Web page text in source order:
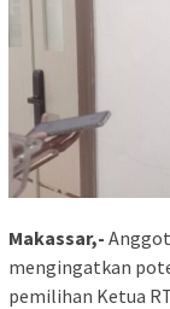
Makassar,-
mengingatkan
pemilihan Ketua